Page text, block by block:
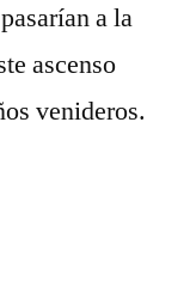
a la
ascenso
venideros.